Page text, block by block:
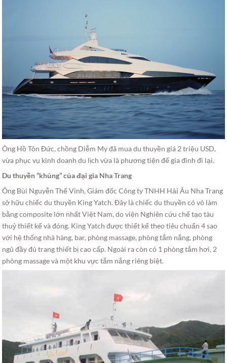
Ông Hồ Tôn Đức, chồng Diễm My đã mua du thuyền giá 2 triệu USD,
vừa phục vụ kinh doanh du lịch vừa là phương tiện để gia đình đi lại.
Du thuyền “khủng” của đại gia Nha Trang
Ông Bùi Nguyễn Thế Vinh, Giám đốc Công ty TNHH Hải Âu Nha Trang
sở hữu chiếc du thuyền King Yatch. Đây là chiếc du thuyền có vỏ làm
bằng composite lớn nhất Việt Nam, do viện Nghiên cứu chế tạo tàu
thuỷ thiết kế và đóng. King Yatch được thiết kế theo tiêu chuẩn 4 sao
với hệ thống nhà hàng, bar, phòng massage, phòng tắm nắng, phòng
ngủ đầy đủ trang thiết bị cao cấp. Ngoài ra còn có 1 phòng tắm hơi, 2
phòng massage và một khu vực tắm nắng riêng biệt.